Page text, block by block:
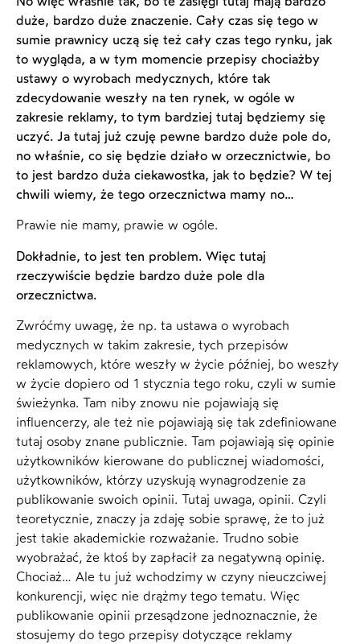
duże, bardzo duże znaczenie. Cały czas się tego w
sumie prawnicy uczą się też cały czas tego rynku, jak
to wygląda, a w tym momencie przepisy chociażby
ustawy o wyrobach medycznych, które tak
zdecydowanie weszły na ten rynek, w ogóle w
zakresie reklamy, to tym bardziej tutaj będziemy się
uczyć. Ja tutaj już czuję pewne bardzo duże pole do,
no właśnie, co się będzie działo w orzecznictwie, bo
to jest bardzo duża ciekawostka, jak to będzie? W tej
chwili wiemy, że tego orzecznictwa mamy no…
Prawie nie mamy, prawie w ogóle.
Dokładnie, to jest ten problem. Więc tutaj
rzeczywiście będzie bardzo duże pole dla
orzecznictwa.
Zwróćmy uwagę, że np. ta ustawa o wyrobach
medycznych w takim zakresie, tych przepisów
reklamowych, które weszły w życie później, bo weszły
w życie dopiero od 1 stycznia tego roku, czyli w sumie
świeżynka. Tam niby znowu nie pojawiają się
influencerzy, ale też nie pojawiają się tak zdefiniowane
tutaj osoby znane publicznie. Tam pojawiają się opinie
użytkowników kierowane do publicznej wiadomości,
użytkowników, którzy uzyskują wynagrodzenie za
publikowanie swoich opinii. Tutaj uwaga, opinii. Czyli
teoretycznie, znaczy ja zdaję sobie sprawę, że to już
jest takie akademickie rozważanie. Trudno sobie
wyobrażać, że ktoś by zapłacił za negatywną opinię.
Chociaż… Ale tu już wchodzimy w czyny nieuczciwej
konkurencji, więc nie drążmy tego tematu. Więc
publikowanie opinii przesądzone jednoznacznie, że
stosujemy do tego przepisy dotyczące reklamy